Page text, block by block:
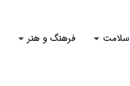
سلامت فرهنگ و هنر